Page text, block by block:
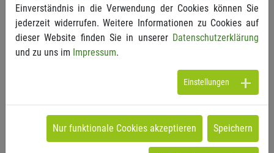
Zeitaufwand bei der Untersuchung wegen
erforderlicher aufwändiger
Infektionsschutzmaßnahmen.
Nicht jede Ziffer der Rechnung kann mit der
Begründung des Mehraufwandes gesteigert
– nur bei der alternativen Wahl der
Faktorsteigerung –gemäß §10 GOÄ
berechnungsfähig (z.B. Schutzkittel und Masken,
sofern diese mit der einmaligen Verwendung
Einverständnis in die Verwendung der Cookies können Sie
jederzeit widerrufen. Weitere Informationen zu Cookies auf
dieser Website finden Sie in unserer Datenschutzerklärung
und zu uns im Impressum.
Einstellungen
Nur funktionale Cookies akzeptieren Speichern